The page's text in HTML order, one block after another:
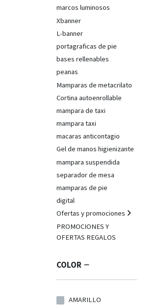
marcos luminosos
Xbanner
L-banner
portagraficas de pie
bases rellenables
peanas
Mamparas de metacrilato
Cortina autoenrollable
mampara de taxi
mampara taxi
macaras anticontagio
Gel de manos higienizante
mampara suspendida
separador de mesa
mamparas de pie
digital
Ofertas y promociones
PROMOCIONES Y
OFERTAS REGALOS
COLOR
AMARILLO